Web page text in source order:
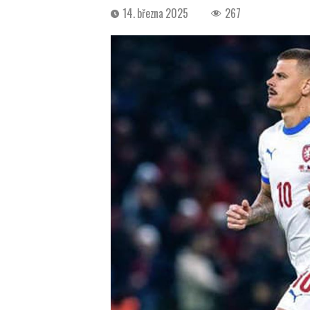
Datum
příspěvku
14. března 2025 267